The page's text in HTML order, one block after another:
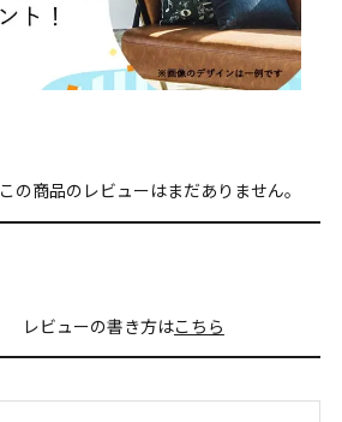
この商品のレビューはまだありません。
レビューの書き方はこちら